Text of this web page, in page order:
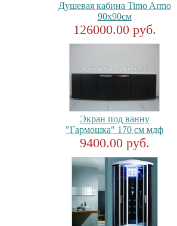
Душевая кабина Timo Armo
90x90см
126000.00 руб.
Экран под ванну
"Гармошка" 170 см мдф
9400.00 руб.